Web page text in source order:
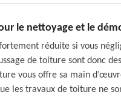
le nettoyage et le
réduite si vous
de toiture sont donc
vous offre sa main
les travaux de toiture ne